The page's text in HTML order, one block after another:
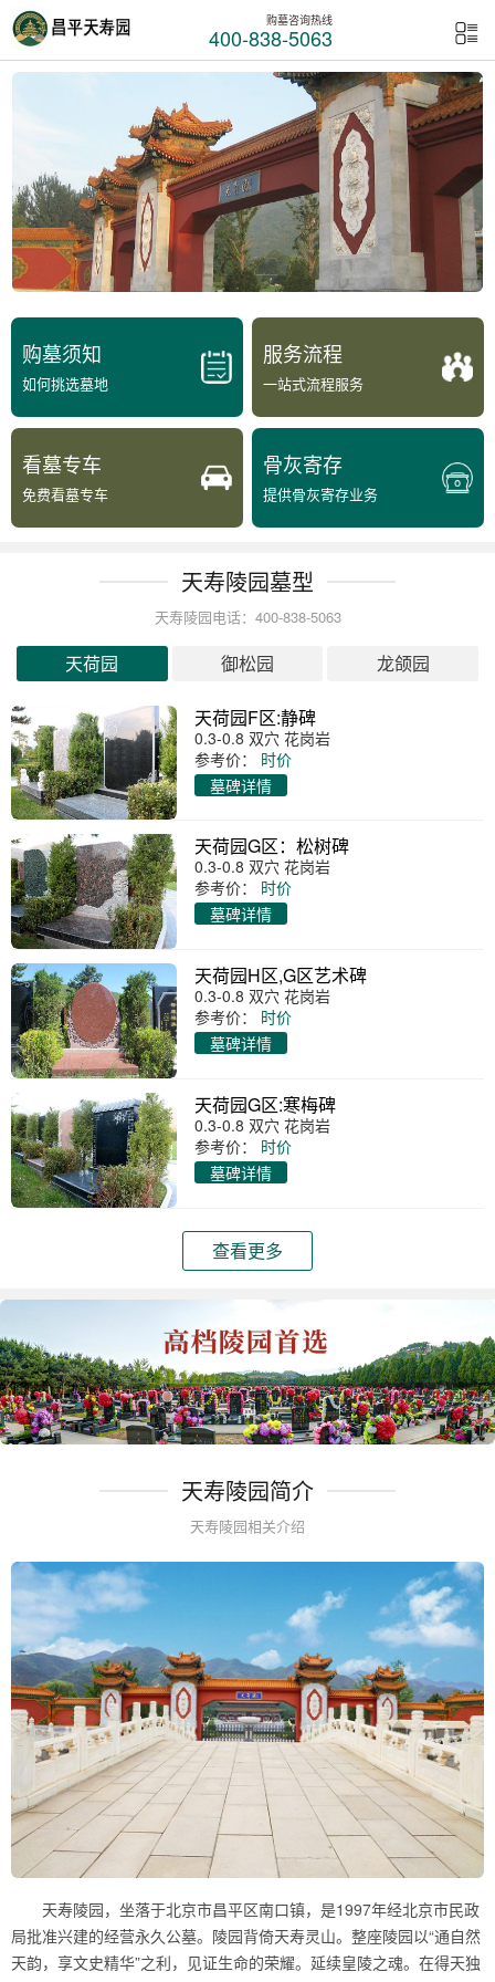
购墓咨询热线
400-838-5063
购墓须知
如何挑选墓地
服务流程
一站式流程服务
看墓专车
免费看墓专车
骨灰寄存
提供骨灰寄存业务
天寿陵园墓型
天寿陵园电话：400-838-5063
天荷园 御松园 龙颌园
天荷园F区:静碑
0.3-0.8 双穴 花岗岩
参考价：
时价
墓碑详情
天荷园G区：松树碑
0.3-0.8 双穴 花岗岩
参考价：
时价
墓碑详情
天荷园H区,G区艺术碑
0.3-0.8 双穴 花岗岩
参考价：
时价
墓碑详情
天荷园G区:寒梅碑
0.3-0.8 双穴 花岗岩
参考价：
时价
墓碑详情
查看更多
天寿陵园简介
天寿陵园相关介绍
天寿陵园，坐落于北京市昌平区南口镇，是1997年经北京市民政
局批准兴建的经营永久公墓。陵园背倚天寿灵山。整座陵园以“通自然
天韵，享文史精华”之利，见证生命的荣耀。延续皇陵之魂。在得天独